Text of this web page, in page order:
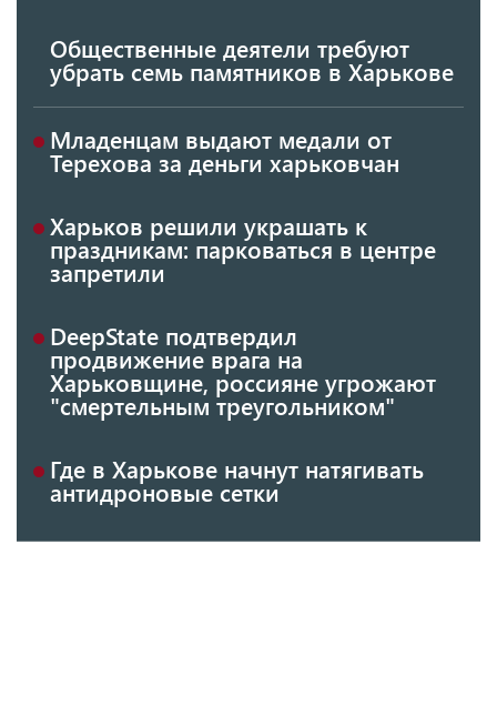
Общественные деятели требуют
убрать семь памятников в Харькове
Младенцам выдают медали от
Терехова за деньги харьковчан
Харьков решили украшать к
праздникам: парковаться в центре
запретили
DeepState подтвердил
продвижение врага на
Харьковщине, россияне угрожают
"смертельным треугольником"
Где в Харькове начнут натягивать
антидроновые сетки